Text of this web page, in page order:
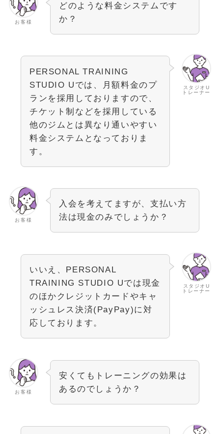
お客様
どのような料金システムです
か？
スタジオU
トレーナー
PERSONAL TRAINING
STUDIO Uでは、月額料金のプ
ランを採用しておりますので、
チケット制などを採用している
他のジムとは異なり通いやすい
料金システムとなっておりま
す。
お客様
入会を考えてますが、支払い方
法は現金のみでしょうか？
スタジオU
トレーナー
いいえ、PERSONAL
TRAINING STUDIO Uでは現金
のほかクレジットカードやキャ
ッシュレス決済(PayPay)に対
応しております。
お客様
安くてもトレーニングの効果は
あるのでしょうか？